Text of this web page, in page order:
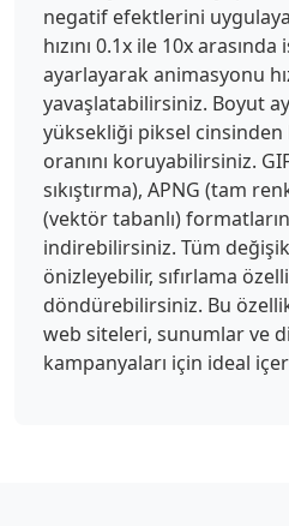
negatif efektlerini
hızını 0.1x ile 10x
ayarlayarak animasyonu
yavaşlatabilirsiniz. Boyut
yüksekliği piksel
oranını koruyabilirsiniz.
sıkıştırma), APNG (tam
(vektör tabanlı)
indirebilirsiniz. Tüm
önizleyebilir, sıfırlama
döndürebilirsiniz. Bu
web siteleri, sunumlar ve
kampanyaları için ideal